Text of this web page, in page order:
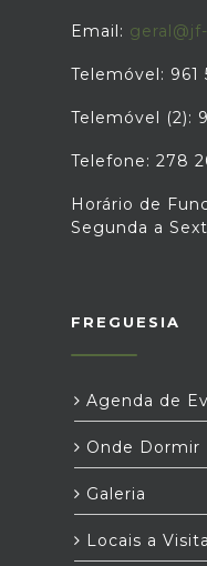
Email:
Telemóvel: 961
Telemóvel (2):
Telefone: 278
Horário de
Segunda a
FREGUESIA
Agenda de
Onde Dormir
Galeria
Locais a